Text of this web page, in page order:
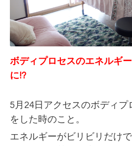
ボディプロセスのエネルギ
に!?
5月24日アクセスのボディプ
をした時のこと。
エネルギーがビリビリだけ